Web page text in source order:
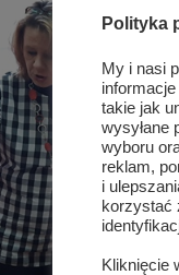
Polityka
My i nasi
takie jak
wysyłane
wyboru
reklam,
i
korzystać
Kliknięcie